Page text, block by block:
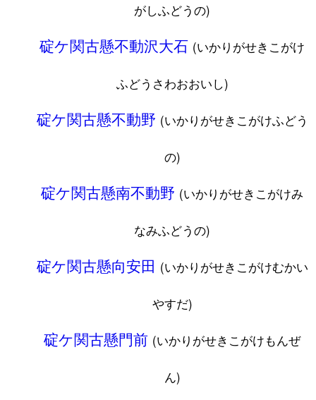
がしふどうの)
碇ケ関古懸不動沢大石 (いかりがせきこがけ
ふどうさわおおいし)
碇ケ関古懸不動野 (いかりがせきこがけふどう
の)
碇ケ関古懸南不動野 (いかりがせきこがけみ
なみふどうの)
碇ケ関古懸向安田 (いかりがせきこがけむかい
やすだ)
碇ケ関古懸門前 (いかりがせきこがけもんぜ
ん)